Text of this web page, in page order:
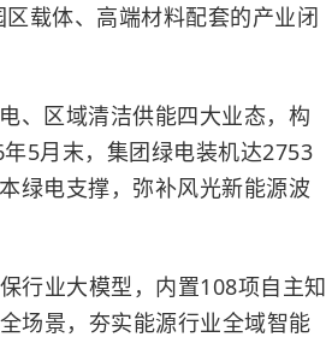
载体、高端材料配套的产业闭
、区域清洁供能四大业态，构
5月末，集团绿电装机达2753
绿电支撑，弥补风光新能源波
行业大模型，内置108项自主知
场景，夯实能源行业全域智能